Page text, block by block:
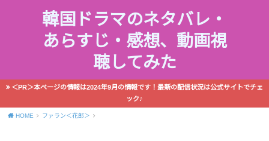
韓国ドラマのネタバレ・
あらすじ・感想、動画視
聴してみた
＜PR＞本ページの情報は2024年9月の情報です！最新の配信状況は公式サイトでチェ
ック♪
HOME ファラン＜花郎＞